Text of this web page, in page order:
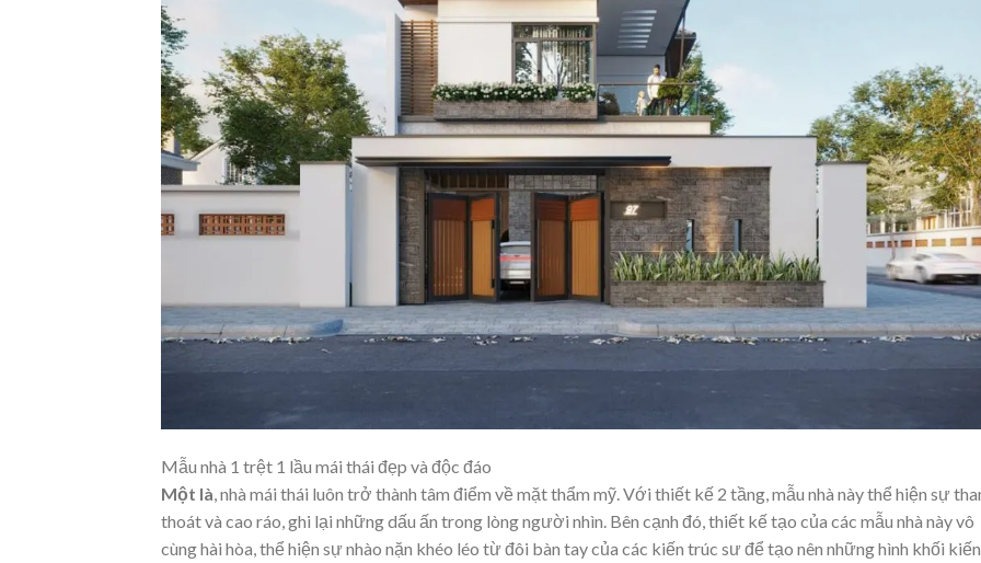
Mẫu nhà 1 trệt 1 lầu mái thái đẹp và độc đáo
Một là, nhà mái thái luôn trở thành tâm điểm về mặt thẩm mỹ. Với thiết kế 2 tầng, mẫu nhà này thể hiện sự
thoát và cao ráo, ghi lại những dấu ấn trong lòng người nhìn. Bên cạnh đó, thiết kế tạo của các mẫu nhà này vô
cùng hài hòa, thể hiện sự nhào nặn khéo léo từ đôi bàn tay của các kiến trúc sư để tạo nên những hình khối kiến